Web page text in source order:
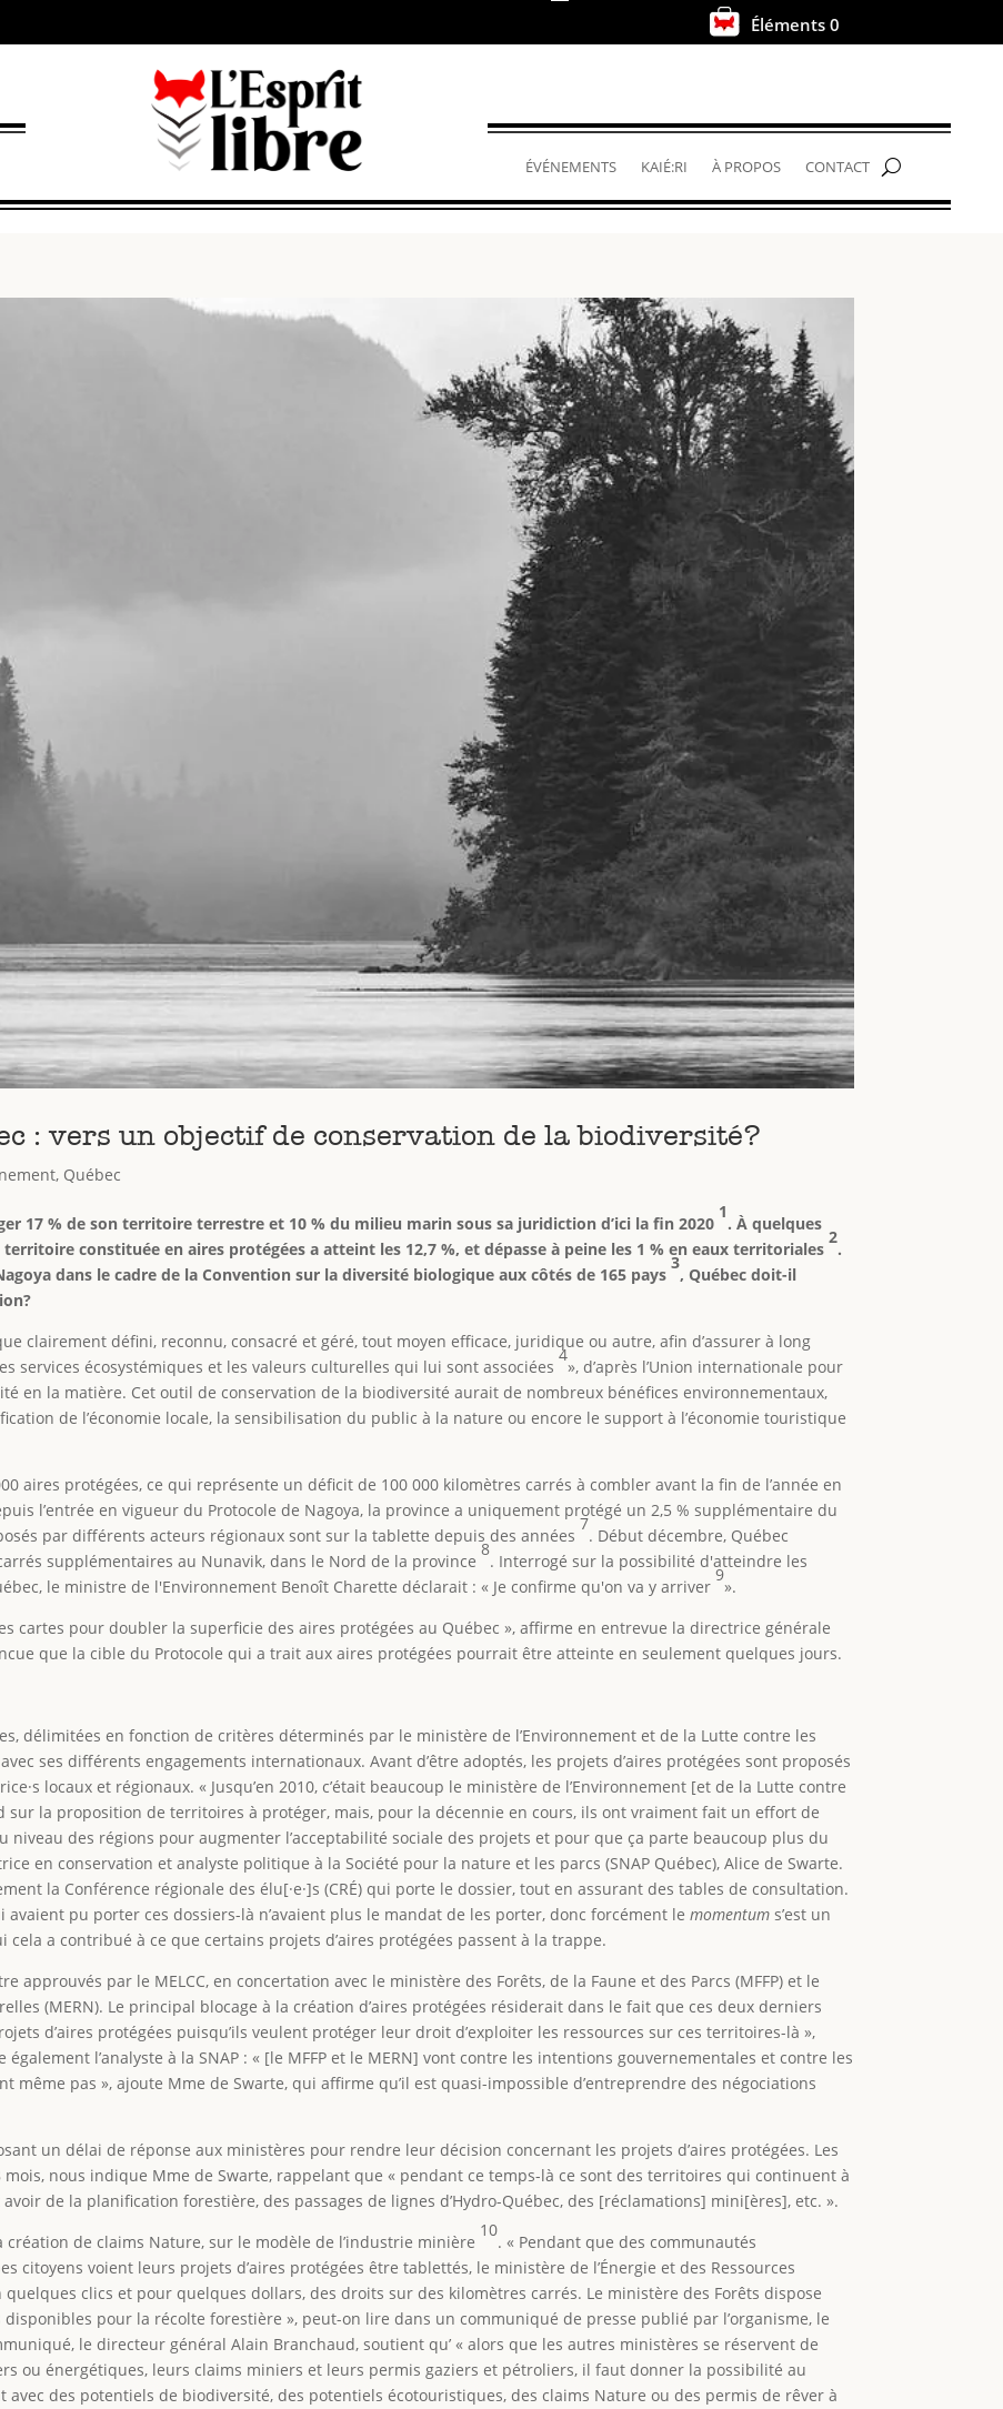
. Éléments 0
ÉVÉNEMENTS KAIÉ:RI À PROPOS CONTACT
: vers un objectif de conservation de la biodiversité?
, Québec
17 % de son territoire terrestre et 10 % du milieu marin sous sa juridiction d’ici la fin 2020
1
. À quelques
constituée en aires protégées a atteint les 12,7 %, et dépasse à peine les 1 % en eaux territoriales
2
.
dans le cadre de la Convention sur la diversité biologique aux côtés de 165 pays
3
, Québec doit-il
clairement défini, reconnu, consacré et géré, tout moyen efficace, juridique ou autre, afin d’assurer à long
services écosystémiques et les valeurs culturelles qui lui sont associées
4
», d’après l’Union internationale pour
en la matière. Cet outil de conservation de la biodiversité aurait de nombreux bénéfices environnementaux,
de l’économie locale, la sensibilisation du public à la nature ou encore le support à l’économie touristique
aires protégées, ce qui représente un déficit de 100 000 kilomètres carrés à combler avant la fin de l’année en
l’entrée en vigueur du Protocole de Nagoya, la province a uniquement protégé un 2,5 % supplémentaire du
par différents acteurs régionaux sont sur la tablette depuis des années
7
. Début décembre, Québec
supplémentaires au Nunavik, dans le Nord de la province
8
. Interrogé sur la possibilité d'atteindre les
le ministre de l'Environnement Benoît Charette déclarait : « Je confirme qu'on va y arriver
9
».
cartes pour doubler la superficie des aires protégées au Québec », affirme en entrevue la directrice générale
que la cible du Protocole qui a trait aux aires protégées pourrait être atteinte en seulement quelques jours.
délimitées en fonction de critères déterminés par le ministère de l’Environnement et de la Lutte contre les
ses différents engagements internationaux. Avant d’être adoptés, les projets d’aires protégées sont proposés
locaux et régionaux. « Jusqu’en 2010, c’était beaucoup le ministère de l’Environnement [et de la Lutte contre
sur la proposition de territoires à protéger, mais, pour la décennie en cours, ils ont vraiment fait un effort de
niveau des régions pour augmenter l’acceptabilité sociale des projets et pour que ça parte beaucoup plus du
en conservation et analyste politique à la Société pour la nature et les parcs (SNAP Québec), Alice de Swarte.
la Conférence régionale des élu[·e·]s (CRÉ) qui porte le dossier, tout en assurant des tables de consultation.
avaient pu porter ces dossiers-là n’avaient plus le mandat de les porter, donc forcément lemomentum s’est un
a contribué à ce que certains projets d’aires protégées passent à la trappe.
approuvés par le MELCC, en concertation avec le ministère des Forêts, de la Faune et des Parcs (MFFP) et le
(MERN). Le principal blocage à la création d’aires protégées résiderait dans le fait que ces deux derniers
d’aires protégées puisqu’ils veulent protéger leur droit d’exploiter les ressources sur ces territoires-là »,
l’analyste à la SNAP : « [le MFFP et le MERN] vont contre les intentions gouvernementales et contre les
même pas », ajoute Mme de Swarte, qui affirme qu’il est quasi-impossible d’entreprendre des négociations
un délai de réponse aux ministères pour rendre leur décision concernant les projets d’aires protégées. Les
nous indique Mme de Swarte, rappelant que « pendant ce temps-là ce sont des territoires qui continuent à
de la planification forestière, des passages de lignes d’Hydro-Québec, des [réclamations] mini[ères], etc. ».
création de claims Nature, sur le modèle de l’industrie minière
10
. « Pendant que des communautés
citoyens voient leurs projets d’aires protégées être tablettés, le ministère de l’Énergie et des Ressources
clics et pour quelques dollars, des droits sur des kilomètres carrés. Le ministère des Forêts dispose
pour la récolte forestière », peut-on lire dans un communiqué de presse publié par l’organisme, le
le directeur général Alain Branchaud, soutient qu’ « alors que les autres ministères se réservent de
ou énergétiques, leurs claims miniers et leurs permis gaziers et pétroliers, il faut donner la possibilité au
avec des potentiels de biodiversité, des potentiels écotouristiques, des claims Nature ou des permis de rêver à